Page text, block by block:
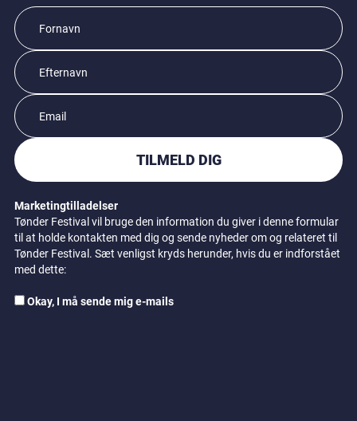
TILMELD DIG
Marketingtilladelser
Tønder Festival vil bruge den information du giver i denne formular
til at holde kontakten med dig og sende nyheder om og relateret til
Tønder Festival. Sæt venligst kryds herunder, hvis du er indforstået
med dette:
Okay, I må sende mig e-mails